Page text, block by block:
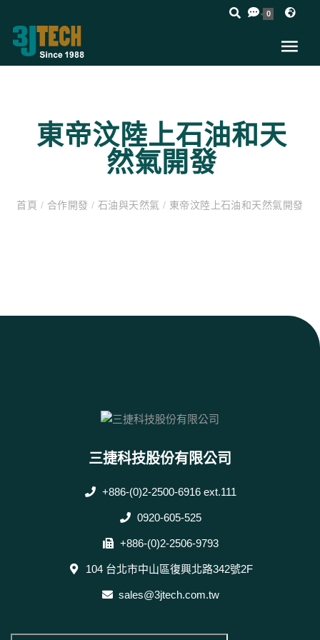
0
東帝汶陸上石油和天
然氣開發
首頁 / 合作開發 / 石油與天然氣 / 東帝汶陸上石油和天然氣開發
三捷科技股份有限公司
+886-(0)2-2500-6916 ext.111
0920-605-525
+886-(0)2-2506-9793
104 台北市中山區復興北路342號2F
sales@3jtech.com.tw